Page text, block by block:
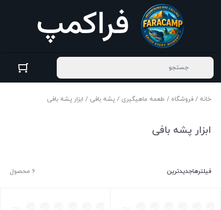
خانه / فروشگاه / طعمه ماهیگیری / پشه بافی / ابزار پشه بافی
ابزار پشه بافی
6 محصول فیلترهاجدیدترین